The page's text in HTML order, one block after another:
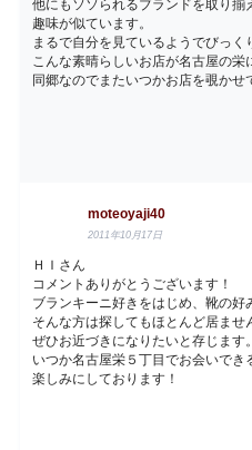
他にもソソられるブランドを取り揃
趣味が似ています。
まるで自分を見ているようでびっく
こんな素晴らしいお店が名古屋の栄
同郷なのでまたいつかお店を覗かせ
moteoyaji40
2011年10月17日
ＨＩさん
コメントありがとうございます！
ブランキーニ好きをはじめ、靴の好
そんな方は探してもほとんど居ませ
ぜひお近づきになりたいと存じます。
いつか名古屋栄５丁目でお会いでき
楽しみにしております！